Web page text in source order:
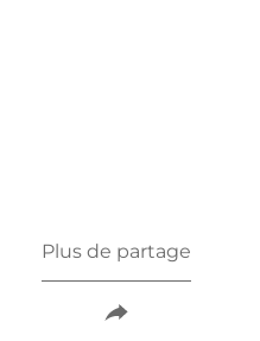
Plus de partage